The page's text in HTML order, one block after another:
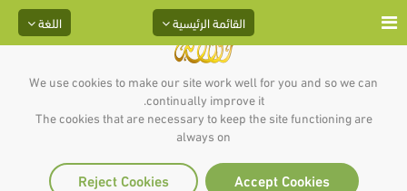
We use cookies to make our site work well for you and so we can
continually improve it.
The cookies that are necessary to keep the site functioning are
always on
Accept Cookies
Reject Cookies
اللغة القائمة الرئيسية
شروط الاستخلاف